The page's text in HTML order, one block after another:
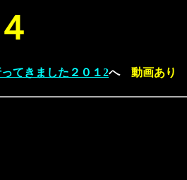
てきました２０１2へ 動画あり